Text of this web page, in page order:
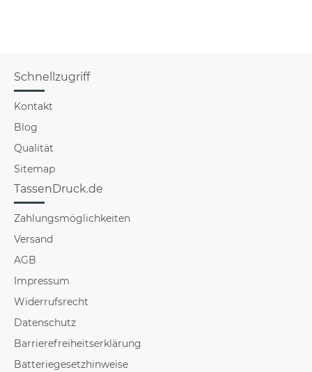
Schnellzugriff
Kontakt
Blog
Qualität
Sitemap
TassenDruck.de
Zahlungsmöglichkeiten
Versand
AGB
Impressum
Widerrufsrecht
Datenschutz
Barrierefreiheitserklärung
Batteriegesetzhinweise